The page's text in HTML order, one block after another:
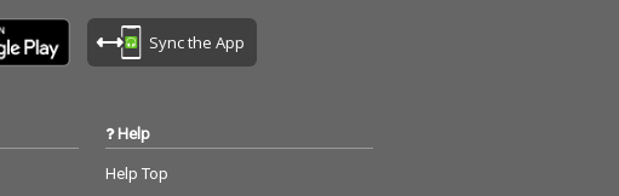
Sync the App
Help
Help Top